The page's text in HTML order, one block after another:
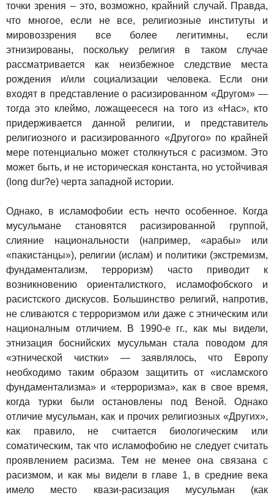
точки зрения – это, возможно, крайний случай. Правда,
что многое, если не все, религиозные институты и
мировоззрения все более легитимны, если
этнизированы, поскольку религия в таком случае
рассматривается как неизбежное следствие места
рождения и/или социализации человека. Если они
входят в представление о расизированном «Другом» —
тогда это клеймо, ложащеесеся на того из «Нас», кто
придерживается данной религии, и представитель
религиозного и расизированного «Другого» по крайней
мере потенциально может столкнуться с расизмом. Это
может быть, и не историческая константа, но устойчивая
(long dur?e) черта западной истории.
Однако, в исламофобии есть нечто особенное. Когда
мусульмане становятся расизированной группой,
слияние национальности (например, «арабы» или
«пакистанцы»), религии (ислам) и политики (экстремизм,
фундаментализм, терроризм) часто приводит к
возникновению ориенталисткого, исламофобского и
расистского дискусов. Большинство религий, напротив,
не сливаются с терроризмом или даже с этническим или
националным отличием. В 1990-е гг., как мы видели,
этнизация боснийских мусульман стала поводом для
«этнической чистки» — заявлялось, что Европу
необходимо таким образом защитить от «исламского
фундаментализма» и «терроризма», как в свое время,
когда турки были остановлены под Веной. Однако
отличие мусульман, как и прочих религиозных «Других»,
как правило, не считается биологическим или
соматическим, так что исламофобию не следует считать
проявлением расизма. Тем не менее она связана с
расизмом, и как мы видели в главе 1, в средние века
имело место квази-расизация мусульман (как